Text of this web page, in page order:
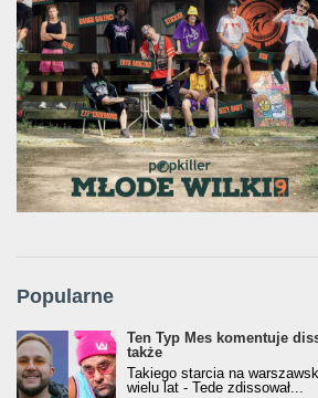
Popularne
Ten Typ Mes komentuje
także
Takiego starcia na
wielu lat - Tede zdissował...